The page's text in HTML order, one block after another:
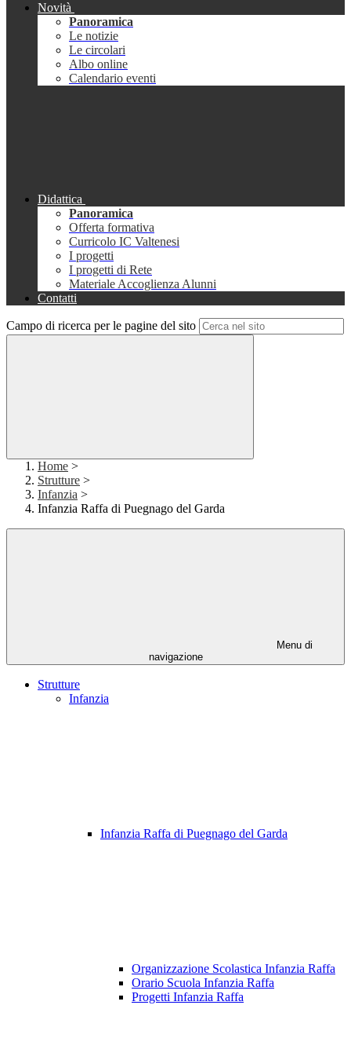
Novità
Panoramica
Le notizie
Le circolari
Albo online
Calendario eventi
Didattica
Panoramica
Offerta formativa
Curricolo IC Valtenesi
I progetti
I progetti di Rete
Materiale Accoglienza Alunni
Contatti
Campo di ricerca per le pagine del sito
Home >
Strutture >
Infanzia >
Infanzia Raffa di Puegnago del Garda
Menu di
navigazione
Strutture
Infanzia
Infanzia Raffa di Puegnago del Garda
Organizzazione Scolastica Infanzia Raffa
Orario Scuola Infanzia Raffa
Progetti Infanzia Raffa